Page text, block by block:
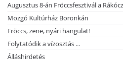
Augusztus 8-án Fröccsfesztivál a
Mozgó Kultúrház Boronkán
Fröccs, zene, nyári hangulat!
Folytatódik a vízosztás ...
Álláshirdetés